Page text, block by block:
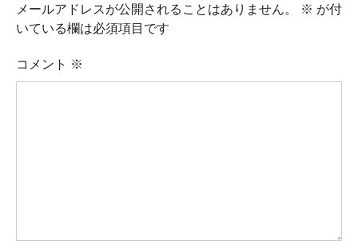
メールアドレスが公開されることはありません。 ※ が付
いている欄は必須項目です
コメント ※